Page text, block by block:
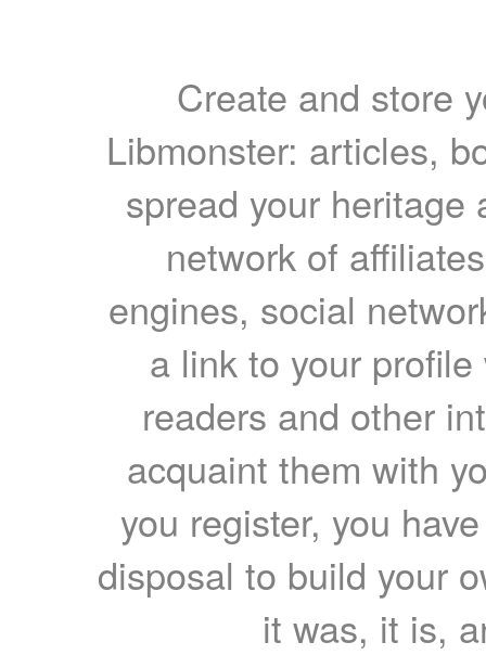
Create and store
Libmonster: articles,
spread your heritage
network of
engines, social
a link to your
readers and other
acquaint them with
you register, you
disposal to build your
it was, it is,